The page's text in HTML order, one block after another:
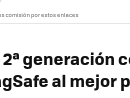
comisión por estos enlaces
generación
al mejor